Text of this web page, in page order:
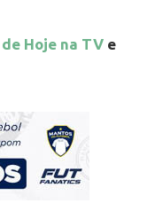
Hoje na TV e